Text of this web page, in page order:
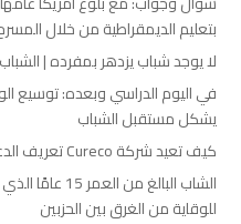
بتعليم الديمقراطية من خلال
لا يوجد شباب يزدهر بمفرده |
في اليوم الدراسي وبعده: توسيع
يشكل مستقبل الشباب
كيف تعيد شركة Cureco تعريف الدعوة الصحية التي يقودها الشباب
الشاب البالغ
للوقاية من الغرق بين الحزبين